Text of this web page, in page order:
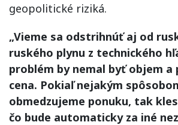
geopolitické riziká.
„Vieme sa odstrihnúť aj od
ruského plynu z technického
problém by nemal byť objem a
cena. Pokiaľ nejakým
obmedzujeme ponuku, tak
čo bude automaticky za iné